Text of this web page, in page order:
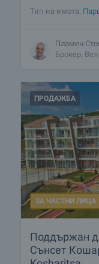
Тип на имота:
Пламен
Брокер,
ПРОДАЖБА
ЗА ЧАСТНИ ЛИЦА
Поддържан
Сънсет